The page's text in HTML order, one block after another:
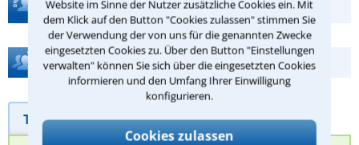
Website im Sinne der Nutzer zusätzliche Cookies ein. Mit
dem Klick auf den Button "Cookies zulassen" stimmen Sie
der Verwendung der von uns für die genannten Zwecke
eingesetzten Cookies zu. Über den Button "Einstellungen
verwalten" können Sie sich über die eingesetzten Cookies
informieren und den Umfang Ihrer Einwilligung
konfigurieren.
Cookies zulassen
Hilfe bei Ihrer Anwaltsuche?
Telefonhilfe Beratungsanfrage